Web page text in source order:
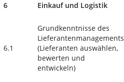
6 Einkauf und Logistik
6.1
Grundkenntnisse des
Lieferantenmanagements
(Lieferanten auswählen,
bewerten und
entwickeln)